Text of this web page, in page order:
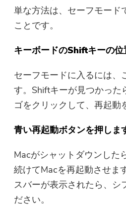
単な方法は、セーフモード
ことです。
キーボードのShiftキーの
セーフモードに入るには、
す。Shiftキーが見つかった
ゴをクリックして、再起動
青い再起動ボタンを押しま
Macがシャットダウンした
続けてMacを再起動させま
スバーが表示されたら、シ
ださい。